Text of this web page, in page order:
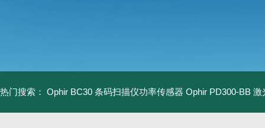
热门搜索： Ophir BC30 条码扫描仪功率传感器 Ophir PD300-BB